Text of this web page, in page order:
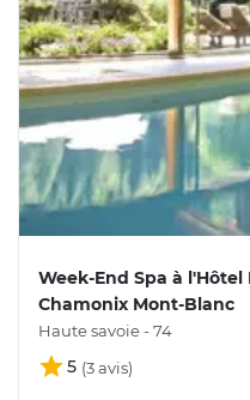
Week-End Spa à
Chamonix Mont-Blanc
Haute savoie - 74
5